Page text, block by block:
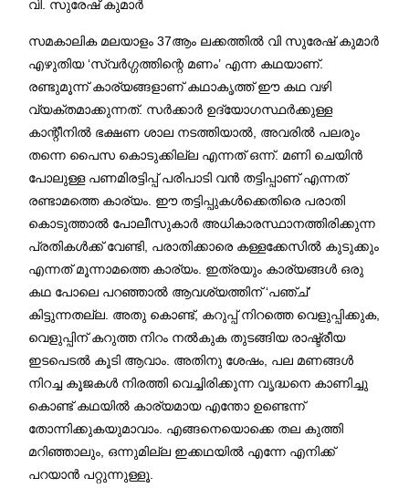
വി. സുരേഷ് കുമാർ
സമകാലിക മലയാളം 37ആം ലക്കത്തിൽ വി സുരേഷ് കുമാർ
എഴുതിയ ‘സ്വർഗ്ഗത്തിന്റെ മണം’ എന്ന കഥയാണ്.
രണ്ടുമൂന്ന് കാര്യങ്ങളാണ് കഥാകൃത്ത് ഈ കഥ വഴി
വ്യക്തമാക്കുന്നത്. സർക്കാർ ഉദ്യോഗസ്ഥർക്കുള്ള
കാന്റീനിൽ ഭക്ഷണ ശാല നടത്തിയാൽ, അവരിൽ പലരും
തന്നെ പൈസ കൊടുക്കില്ല എന്നത് ഒന്ന്. മണി ചെയിൻ
പോലുള്ള പണമിരട്ടിപ്പ് പരിപാടി വൻ തട്ടിപ്പാണ് എന്നത്
രണ്ടാമത്തെ കാര്യം. ഈ തട്ടിപ്പുകൾക്കെതിരെ പരാതി
കൊടുത്താൽ പോലീസുകാർ അധികാരസ്ഥാനത്തിരിക്കുന്ന
പ്രതികൾക്ക് വേണ്ടി, പരാതിക്കാരെ കള്ളക്കേസിൽ കുടുക്കും
എന്നത് മൂന്നാമത്തെ കാര്യം. ഇത്രയും കാര്യങ്ങൾ ഒരു
കഥ പോലെ പറഞ്ഞാൽ ആവശ്യത്തിന് ‘പഞ്ച്’
കിട്ടുന്നതല്ല. അതു കൊണ്ട്, കറുപ്പ് നിറത്തെ വെളുപ്പിക്കുക,
വെളുപ്പിന് കറുത്ത നിറം നൽകുക തുടങ്ങിയ രാഷ്ട്രീയ
ഇടപെടൽ കൂടി ആവാം. അതിനു ശേഷം, പല മണങ്ങൾ
നിറച്ച കൂജകൾ നിരത്തി വെച്ചിരിക്കുന്ന വൃദ്ധനെ കാണിച്ചു
കൊണ്ട് കഥയിൽ കാര്യമായ എന്തോ ഉണ്ടെന്ന്
തോന്നിക്കുകയുമാവാം. എങ്ങനെയൊക്കെ തല കുത്തി
മറിഞ്ഞാലും, ഒന്നുമില്ല ഇക്കഥയിൽ എന്നേ എനിക്ക്
പറയാൻ പറ്റുന്നുള്ളൂ.